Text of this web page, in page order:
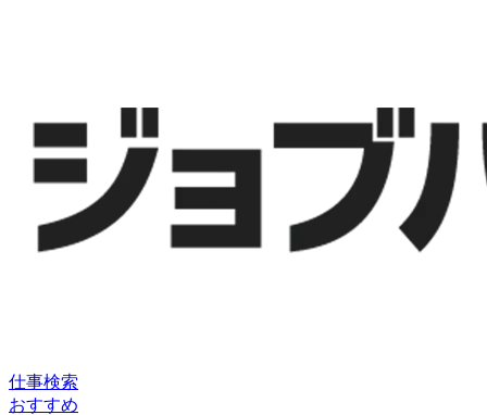
仕事検索
おすすめ